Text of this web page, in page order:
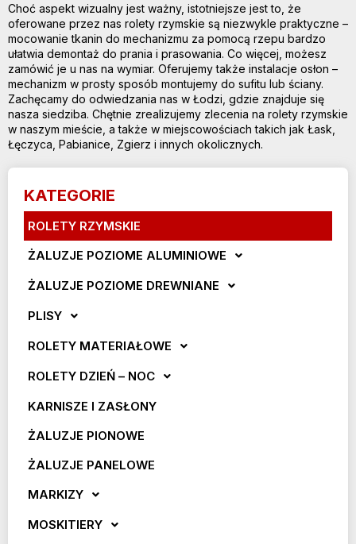
KATEGORIE
ROLETY RZYMSKIE
ŻALUZJE POZIOME ALUMINIOWE
ŻALUZJE POZIOME DREWNIANE
PLISY
ROLETY MATERIAŁOWE
ROLETY DZIEŃ – NOC
KARNISZE I ZASŁONY
ŻALUZJE PIONOWE
ŻALUZJE PANELOWE
MARKIZY
MOSKITIERY
Choć aspekt wizualny jest ważny, istotniejsze jest to, że
oferowane przez nas rolety rzymskie są niezwykle praktyczne –
mocowanie tkanin do mechanizmu za pomocą rzepu bardzo
ułatwia demontaż do prania i prasowania. Co więcej, możesz
zamówić je u nas na wymiar. Oferujemy także instalacje osłon –
mechanizm w prosty sposób montujemy do sufitu lub ściany.
Zachęcamy do odwiedzania nas w Łodzi, gdzie znajduje się
nasza siedziba. Chętnie zrealizujemy zlecenia na rolety rzymskie
w naszym mieście, a także w miejscowościach takich jak Łask,
Łęczyca, Pabianice, Zgierz i innych okolicznych.